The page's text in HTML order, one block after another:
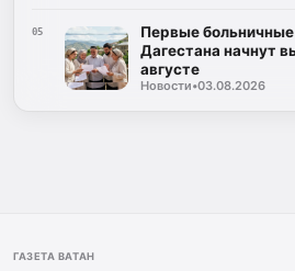
05
Первые
Дагестана начнут
августе
Новости•03.08.2026
ГАЗЕТА ВАТАН